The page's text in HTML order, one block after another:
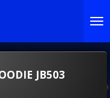
JB503